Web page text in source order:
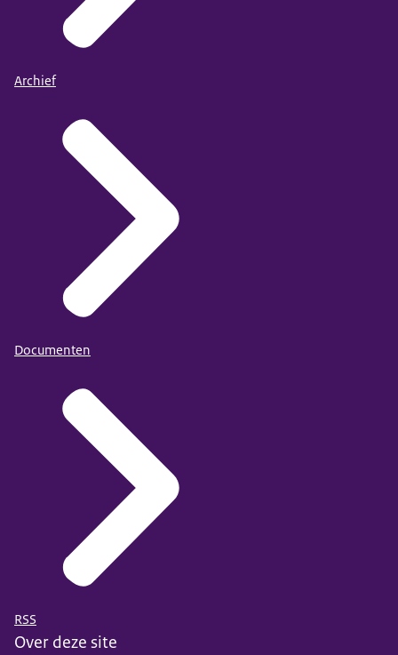
Discriminatie aanpakken op de werkvloer in zorg en
welzijn
Hoofdstuk 3.9 van het rapport
elkaar leerde kennen. Persoonlijk veel meer leerde
kennen, maar ook de veiligheid had om met elkaar te
alleen voor, je had je maatje.”
Archief
Documenten
RSS
Over deze site